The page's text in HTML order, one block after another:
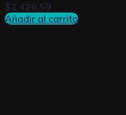
$1.426,59
Añadir al carrito